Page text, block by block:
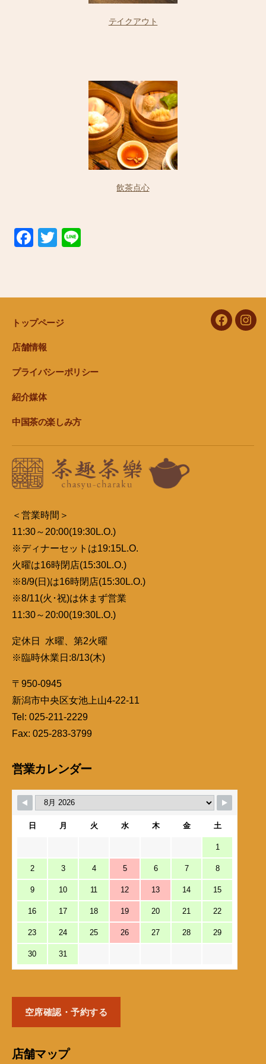
テイクアウト
飲茶点心
F
e
b
o
o
k
T
er
トップページ
店舗情報
プライバシーポリシー
紹介媒体
中国茶の楽しみ方
facebook
＜営業時間＞
11:30～20:00(19:30L.O.)
※ディナーセットは19:15L.O.
火曜は16時閉店(15:30L.O.)
※8/9(日)は16時閉店(15:30L.O.)
※8/11(火･祝)は休まず営業
11:30～20:00(19:30L.O.)
定休日 水曜、第2火曜
※臨時休業日:8/13(木)
〒950-0945
新潟市中央区女池上山4-22-11
Tel: 025-211-2229
Fax: 025-283-3799
営業カレンダー
日 月 火 水 木 金 土
1
2 3 4 5 6 7 8
9 10 11 12 13 14 15
16 17 18 19 20 21 22
23 24 25 26 27 28 29
30 31
空席確認・予約する
店舗マップ